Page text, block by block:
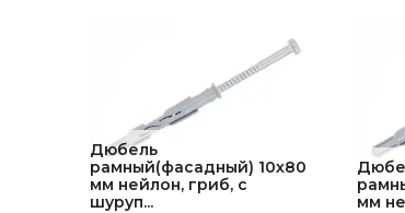
Дюбель
рамный(фасадный) 10х80
мм нейлон, гриб, с
шуруп...
мм